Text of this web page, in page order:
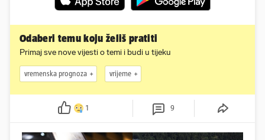
Odaberi temu koju želiš pratiti
Primaj sve nove vijesti o temi i budi u tijeku
vremenska prognoza vrijeme
1 9